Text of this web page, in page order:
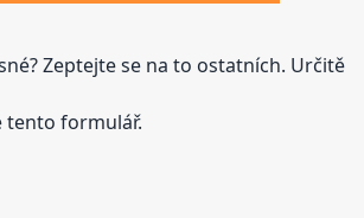
Zeptejte se na to ostatních. Určitě
tento formulář.